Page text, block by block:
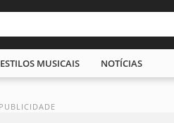
ESTILOS MUSICAIS NOTÍCIAS